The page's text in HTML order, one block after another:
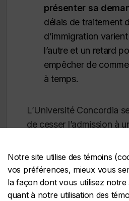
Notre site utilise des témoins
vos préférences, mieux vous
la façon dont vous utilisez
quant à notre utilisation des
présenter sa
délais de traitement
d’immigration
l’autre et un retard
empêcher de
à temps.
L’Université Concordia
de cesser l’admission à
et ce, sans préavis.